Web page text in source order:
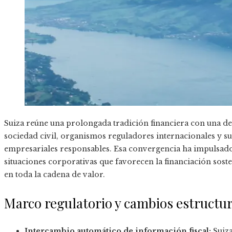
Suiza reúne una prolongada tradición financiera con una
sociedad civil, organismos reguladores internacionales y
empresariales responsables. Esa convergencia ha
situaciones corporativas que favorecen la financiación
en toda la cadena de valor.
Marco regulatorio y cambios